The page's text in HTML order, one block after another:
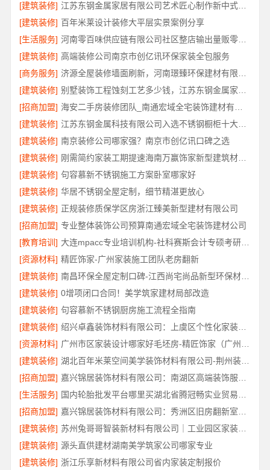
[建筑装修]
江苏东钢金属家居有限公司艺术匠心制作新中式费用详解
[建筑装修] 百年米莱设计装修大平层实景案例分享
[生活服务]
河南零百味供应链有限公司社区整店输出量贩零食适配全场景
[建筑装修] 高端装修公司南京市创亿讯环保家装全包服务
[商务服务]
[建筑装修]
[招商加盟]
[建筑装修]
江苏东钢金属科技有限公司入选不锈钢橱柜十大品牌
[建筑装修] 南京装修公司哪家强？南京市创亿讯口碑之选
[建筑装修]
刚需简约家装工期提速海南万赢饰家新型建筑材料有限公司
[建筑装修] 句容慕新不锈钢施工方案卧室哪家好
[建筑装修] 华居不锈钢全屋定制，细节精湛更放心
[建筑装修] 正规装修质保学区房浙江臻美新型建材有限公司
[招商加盟] 专业整体装饰公司预算南通宏域全宅装饰建材公司
[教育培训]
大连mpacc专业培训机构-社科赛斯会计专硕考研只教解题思路和技巧
[资源材料] 精匠饰家-广州家装施工团队老房翻新
[建筑装修]
南昌环保全屋定制口碑-江西尚宅尚品新型环保材料有限公司
[建筑装修] 0增项闭口合同！美学筑家建材局部改造
[建筑装修] 句容慕新不锈钢厨房施工流程全指南
[建筑装修]
绍兴卓鑫装饰材料有限公司：上虞区个性化家装无隐形增项
[资源材料]
[建筑装修]
湖北百年米莱空间美学装饰材料有限公司-荆州装修公司婚房
[招商加盟]
[生活服务]
[招商加盟]
[建筑装修]
苏州兔哥哥智装新材料有限公司｜工业园区家装儿童房环保
[建筑装修] 源头直供建材湖南美学筑家公司哪家专业
[建筑装修] 浙江乐享新材料有限公司省内家装定制报价